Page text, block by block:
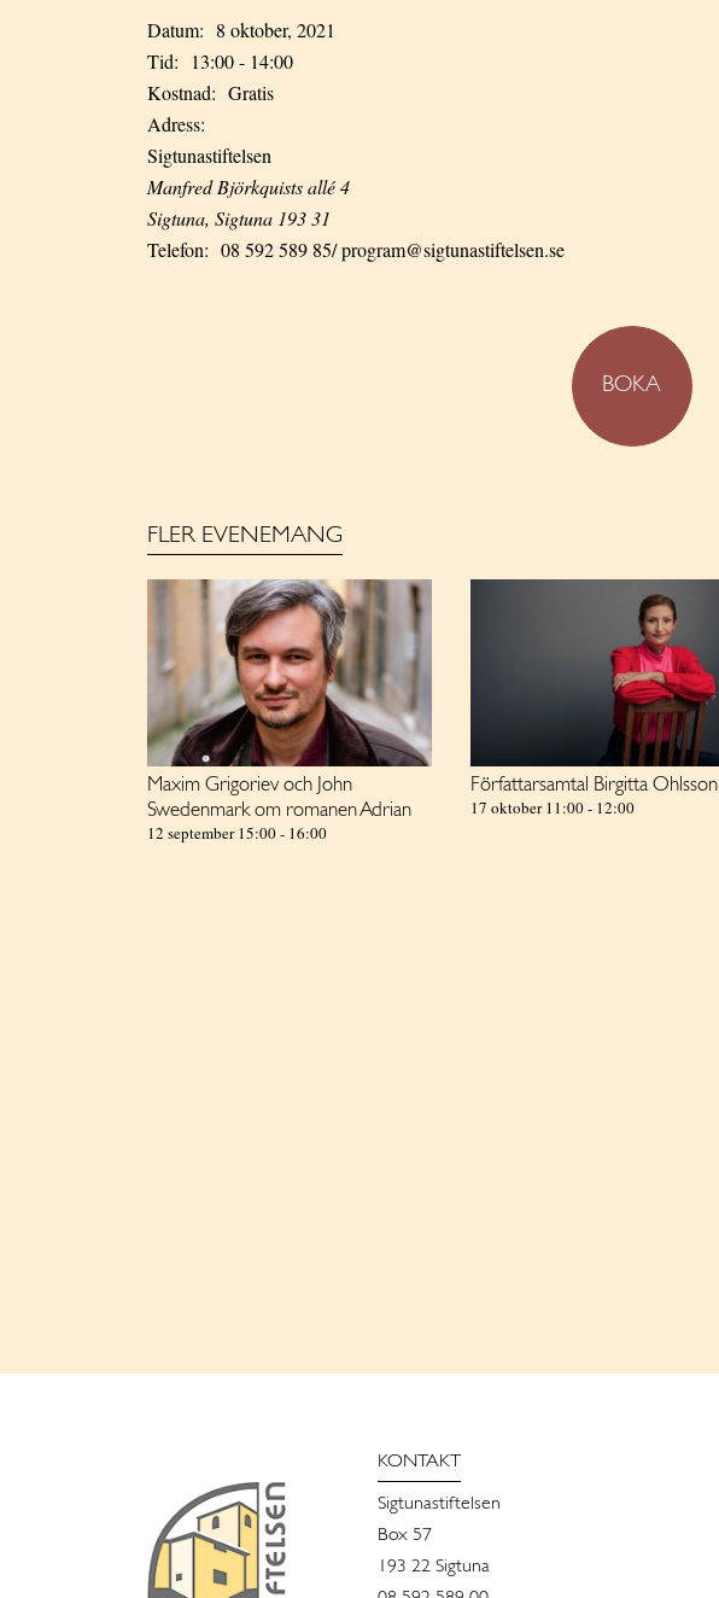
Datum: 8 oktober, 2021
Tid:
13:00 - 14:00
Kostnad: Gratis
Adress:
Sigtunastiftelsen
Manfred Björkquists allé 4
Sigtuna, Sigtuna 193 31
Telefon: 08 592 589 85/ program@sigtunastiftelsen.se
BOKA
FLER EVENEMANG
Maxim Grigoriev och John
Swedenmark om romanen Adrian
12 september 15:00- 16:00
Författarsamtal Birgitta Ohlsson
17 oktober 11:00- 12:00
KONTAKT
Sigtunastiftelsen
Box 57
193 22 Sigtuna